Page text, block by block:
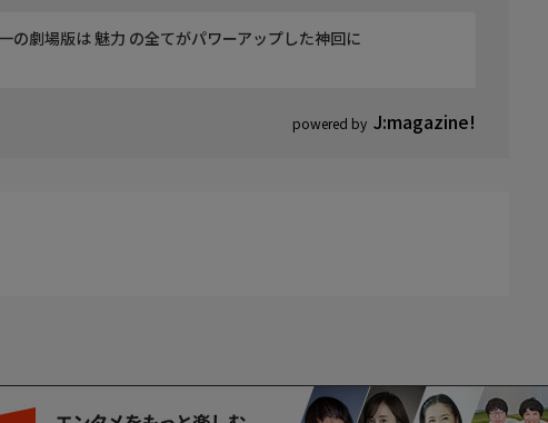
powered by J:magazine!
の劇場版は 魅力 の全てがパワーアップした神回に